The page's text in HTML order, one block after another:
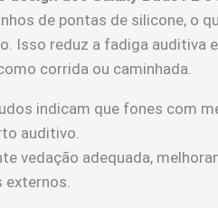
de pontas de silicone, o
Isso reduz a fadiga auditiva
corrida ou caminhada.
indicam que fones com
auditivo.
vedação adequada,
externos.